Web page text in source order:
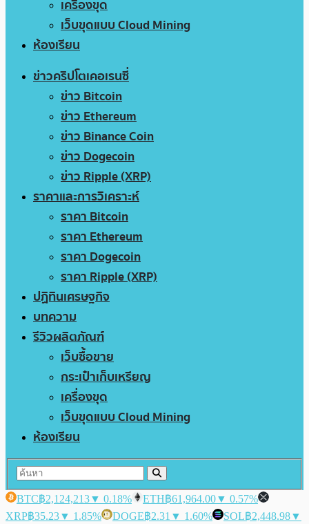
เครื่องขุด
เว็บขุดแบบ Cloud Mining
ห้องเรียน
ข่าวคริปโตเคอเรนซี่
ข่าว Bitcoin
ข่าว Ethereum
ข่าว Binance Coin
ข่าว Dogecoin
ข่าว Ripple (XRP)
ราคาและการวิเคราะห์
ราคา Bitcoin
ราคา Ethereum
ราคา Dogecoin
ราคา Ripple (XRP)
ปฏิทินเศรษฐกิจ
บทความ
รีวิวผลิตภัณฑ์
เว็บซื้อขาย
กระเป๋าเก็บเหรียญ
เครื่องขุด
เว็บขุดแบบ Cloud Mining
ห้องเรียน
BTC฿2,124,213▼ 0.18% ETH฿61,964.00▼ 0.57%
XRP฿35.23▼ 1.85% DOGE฿2.31 ▼ 1.60% SOL฿2,448.98▼